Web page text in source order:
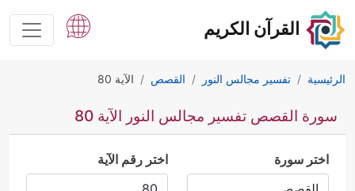
القرآن الكريم
الرئيسية تفسير مجالس النور القصص الآية 80
سورة القصص تفسير مجالس النور الآية 80
اختر سورة اختر رقم الآية